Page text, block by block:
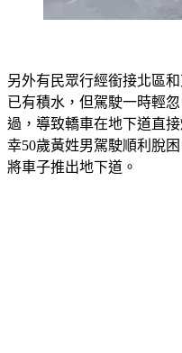
另外有民眾行經銜接北區
已有積水，但駕駛一時輕
過，導致轎車在地下道直
幸50歲黃姓男駕駛順利脫
將車子推出地下道。